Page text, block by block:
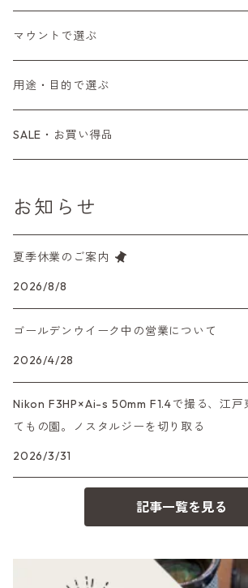
SL、SP
K2、KX、KM
M42単焦点レンズ
CONTAX（コンタックス）
G1、G2
Tシリーズ
MINOLTA（ミノルタ）
コンパクト
OLYMPUS（オリンパス）
PEN F、FT
OM-1
Konica（コニカ）
C35シリーズ
HEXAR
Leica（ライカ）
バルナック
minilux
HASSELBLAD（ハッセルブラッド）
Rollei（ローライ）
35シリーズ
RICOH（リコー）
コンパクト
Voigtlander（フォクトレンダー）
YASHICA（ヤシカ）
Carl Zeiss（カールツァイス）
一眼レフカメラ（オートフォーカス）
中判カメラ
大判カメラ
デジタルカメラ
一眼カメラ
ミラーレスカメラ
マニュアルレンズ
一眼レンズ
レンジファインダーレンズ
オートフォーカスレンズ
一眼レンズ
マウントアダプター
35mm（135）カラーネガ
35mm（135）白黒ネガ
35mm（135）カラーリバーサル
フィルムカメラ
レンズ付きフィルム
アクセサリー・付属品
マウントで選ぶ
M42
L39
S（ニコン）
FD（キヤノン）
EF（キヤノン）
OM（オリンパス）
A（ミノルタ（ソニー））
MD（ミノルタ）
K（ペンタックス）
CY（ヤシカコンタックス）
用途・目的で選ぶ
初心者の方へもおすすめ！
滅多にお目にかかれない激レア商品！
プレゼント、贈答用にも！
SALE・お買い得品
お知らせ
夏季休業のご案内
2026/8/8
ゴールデンウイーク中の営業について
2026/4/28
Nikon F3HP×Ai-s 50mm F1.4で撮る、江戸
てもの園。ノスタルジーを切り取る
2026/3/31
記事一覧を見る